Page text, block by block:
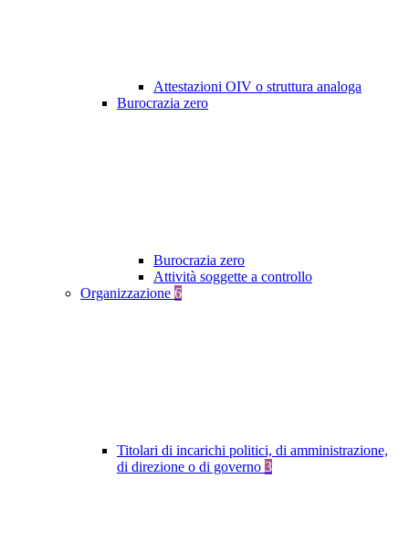
Attestazioni OIV o struttura analoga
Burocrazia zero
Burocrazia zero
Attività soggette a controllo
Organizzazione 6
Titolari di incarichi politici, di amministrazione,
di direzione o di governo 3